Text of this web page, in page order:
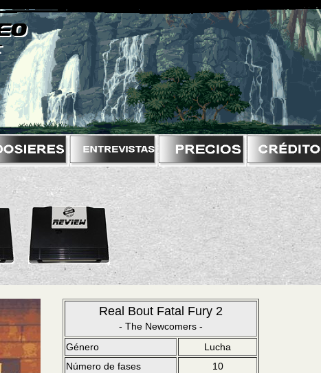
Real Bout Fatal Fury 2
- The Newcomers -
Género
Lucha
Número de fases
10